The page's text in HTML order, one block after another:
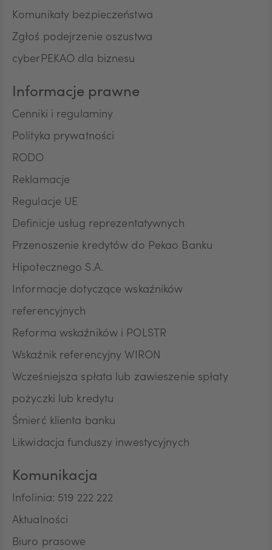
Komunikaty bezpieczeństwa
Zgłoś podejrzenie oszustwa
cyberPEKAO dla biznesu
Informacje prawne
Cenniki i regulaminy
Polityka prywatności
RODO
Reklamacje
Regulacje UE
Definicje usług reprezentatywnych
Przenoszenie kredytów do Pekao Banku
Hipotecznego S.A.
Informacje dotyczące wskaźników
referencyjnych
Reforma wskaźników i POLSTR
Wskaźnik referencyjny WIRON
Wcześniejsza spłata lub zawieszenie spłaty
pożyczki lub kredytu
Śmierć klienta banku
Likwidacja funduszy inwestycyjnych
Komunikacja
Infolinia: 519 222 222
Aktualności
Biuro prasowe